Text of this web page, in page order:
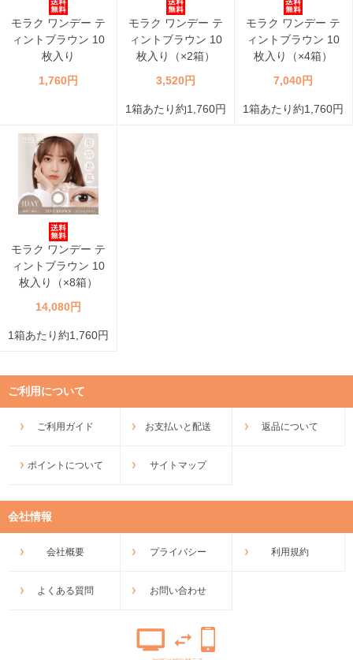
モラク ワンデー テ
ィントブラウン 10
枚入り
1,760円
モラク ワンデー テ
ィントブラウン 10
枚入り（×2箱）
3,520円
1箱あたり約1,760円
モラク ワンデー テ
ィントブラウン 10
枚入り（×4箱）
7,040円
1箱あたり約1,760円
モラク ワンデー テ
ィントブラウン 10
枚入り（×8箱）
14,080円
1箱あたり約1,760円
ご利用について
ご利用ガイド お支払いと配送 返品について
ポイントについて サイトマップ
会社情報
会社概要 プライバシー 利用規約
よくある質問 お問い合わせ